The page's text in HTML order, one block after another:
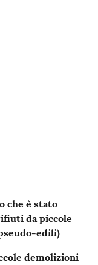
che è stato
da piccole
edili)
demolizioni